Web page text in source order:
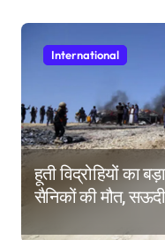
International
हूती विद्रोहियों का
सैनिकों की मौत,